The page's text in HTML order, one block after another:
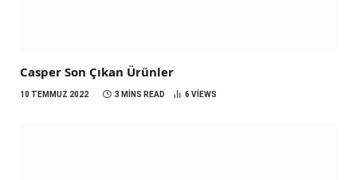
Casper Son Çıkan Ürünler
10 TEMMUZ 2022 3 MINS READ 6 VIEWS